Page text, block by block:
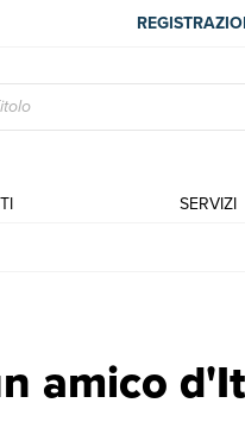
SERVIZI
amico
antichi e moderni | Sorel